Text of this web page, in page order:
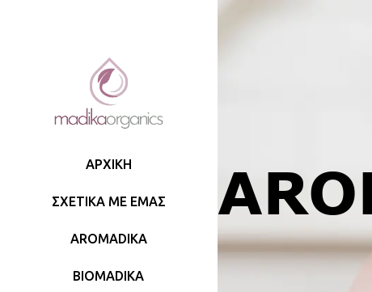
ΑΡΧΙΚΗ
ΣΧΕΤΙΚΑ ΜΕ ΕΜΑΣ
AROMADIKA
BIOMADIKA